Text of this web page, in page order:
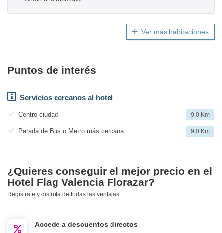
Ver más habitaciones
Puntos de interés
Servicios cercanos al hotel
Centro ciudad 9,0 Km
Parada de Bus o Metro más cercana 9,0 Km
¿Quieres conseguir el mejor precio en el
Hotel Flag Valencia Florazar?
Regístrate y disfruta de todas las ventajas
Accede a descuentos directos